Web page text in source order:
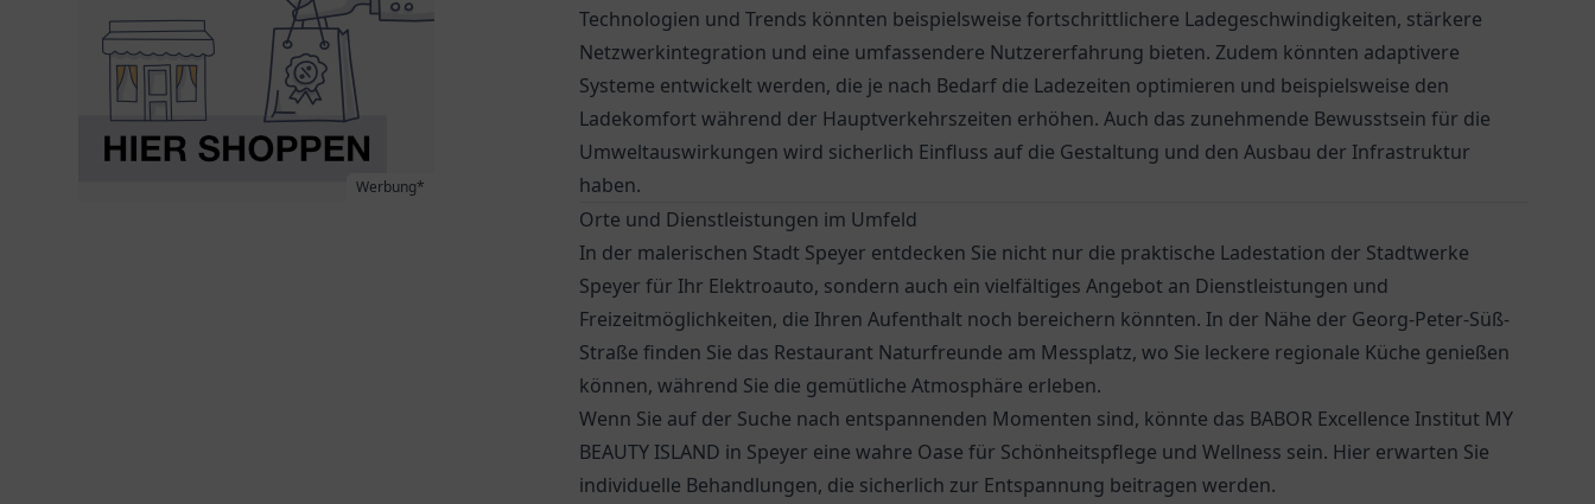
Werbung*
Technologien und Trends könnten beispielsweise fortschrittlichere Ladegeschwindigkeiten, stärkere
Netzwerkintegration und eine umfassendere Nutzererfahrung bieten. Zudem könnten adaptivere
Systeme entwickelt werden, die je nach Bedarf die Ladezeiten optimieren und beispielsweise den
Ladekomfort während der Hauptverkehrszeiten erhöhen. Auch das zunehmende Bewusstsein für die
Umweltauswirkungen wird sicherlich Einfluss auf die Gestaltung und den Ausbau der Infrastruktur
haben.
Orte und Dienstleistungen im Umfeld
In der malerischen Stadt Speyer entdecken Sie nicht nur die praktische Ladestation der Stadtwerke
Speyer für Ihr Elektroauto, sondern auch ein vielfältiges Angebot an Dienstleistungen und
Freizeitmöglichkeiten, die Ihren Aufenthalt noch bereichern könnten. In der Nähe der Georg-Peter-Süß-
Straße finden Sie das Restaurant Naturfreunde am Messplatz, wo Sie leckere regionale Küche genießen
können, während Sie die gemütliche Atmosphäre erleben.
Wenn Sie auf der Suche nach entspannenden Momenten sind, könnte das BABOR Excellence Institut MY
BEAUTY ISLAND in Speyer eine wahre Oase für Schönheitspflege und Wellness sein. Hier erwarten Sie
individuelle Behandlungen, die sicherlich zur Entspannung beitragen werden.